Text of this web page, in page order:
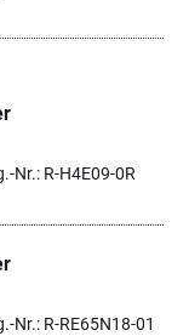
Nr.: R-H4E09-0R
Nr.: R-RE65N18-01